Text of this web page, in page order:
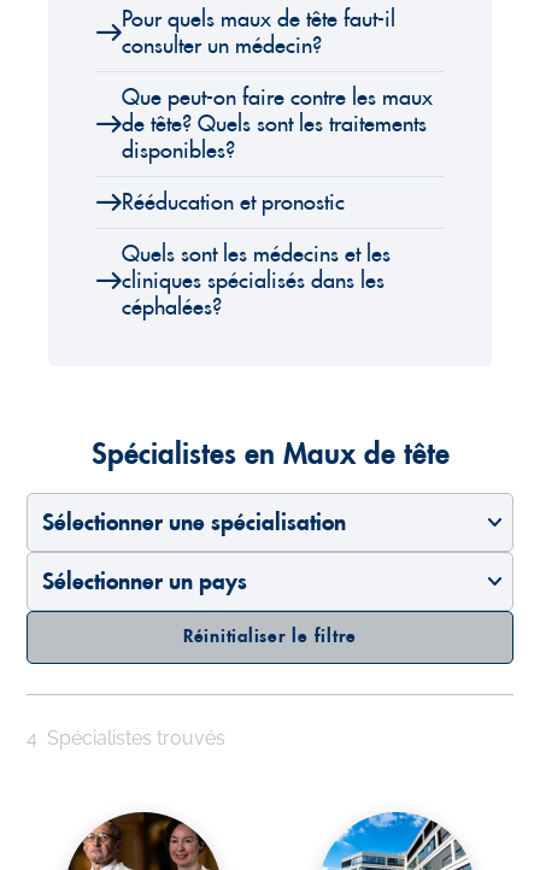
Pour quels maux de tête faut-il
consulter un médecin?
Que peut-on faire contre les maux
de tête? Quels sont les traitements
disponibles?
Rééducation et pronostic
Quels sont les médecins et les
cliniques spécialisés dans les
céphalées?
Spécialistes en Maux de tête
Sélectionner une spécialisation
Sélectionner un pays
Réinitialiser le filtre
4 Spécialistes trouvés